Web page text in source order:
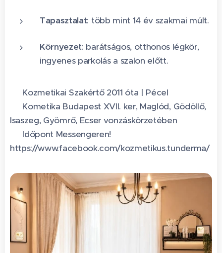
Tapasztalat: több mint 14 év szakmai múlt.
Környezet: barátságos, otthonos légkör,
ingyenes parkolás a szalon előtt.
✨ Kozmetikai Szakértő 2011 óta | Pécel
📍 Kometika Budapest XVII. ker, Maglód, Gödöllő,
Isaszeg, Gyömrő, Ecser vonzáskörzetében
📩 Időpont Messengeren! 👇
https://www.facebook.com/kozmetikus.tunderma/